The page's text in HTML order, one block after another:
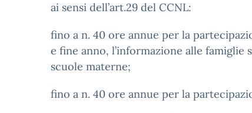
ai sensi dell’art.29 del CCNL:
fino a n. 40 ore annue per la
e fine anno, l’informazione alle
scuole materne;
fino a n. 40 ore annue per la